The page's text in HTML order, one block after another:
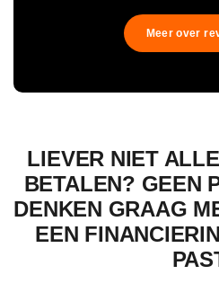
Meer over
LIEVER NIET
BETALEN? GEEN
DENKEN GRAAG
EEN